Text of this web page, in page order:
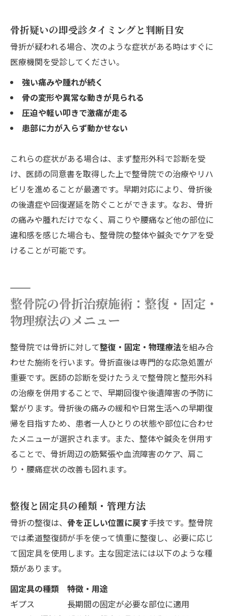
骨折疑いの即受診タイミングと判断目安
骨折が疑われる場合、次のような症状がある時はすぐに
医療機関を受診してください。
強い痛みや腫れが続く
骨の変形や異常な動きが見られる
圧迫や軽い叩きで激痛が走る
患部に力が入らず動かせない
これらの症状がある場合は、まず整形外科で診断を受
け、医師の同意書を取得した上で整骨院での治療やリハ
ビリを進めることが最適です。早期対応により、骨折後
の後遺症や回復遅延を防ぐことができます。なお、骨折
の痛みや腫れだけでなく、肩こりや腰痛など他の部位に
違和感を感じた場合も、整骨院の整体や鍼灸でケアを受
けることが可能です。
整骨院の骨折治療施術：整復・固定・
物理療法のメニュー
整骨院では骨折に対して整復・固定・物理療法を組み合
わせた施術を行います。骨折直後は専門的な応急処置が
重要です。医師の診断を受けたうえで整骨院と整形外科
の治療を併用することで、早期回復や後遺障害の予防に
繋がります。骨折後の痛みの緩和や日常生活への早期復
帰を目指すため、患者一人ひとりの状態や部位に合わせ
たメニューが選択されます。また、整体や鍼灸を併用す
ることで、骨折周辺の筋緊張や血流障害のケア、肩こ
り・腰痛症状の改善も図れます。
整復と固定具の種類・管理方法
骨折の整復は、 骨を正しい位置に戻す手技です。整骨院
では柔道整復師が手を使って慎重に整復し、必要に応じ
て固定具を使用します。主な固定法には以下のような種
類があります。
固定具の種類
特徴・用途
ギプス
長期間の固定が必要な部位に適用